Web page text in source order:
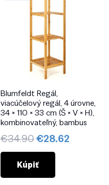
Blumfeldt Regál,
viacúčelový regál, 4 úrovne,
34 × 110 × 33 cm (Š × V × H),
kombinovateľný, bambus
€34.90Pôvodná
cena
bola:
€34.90.
€28.62
Kúpiť